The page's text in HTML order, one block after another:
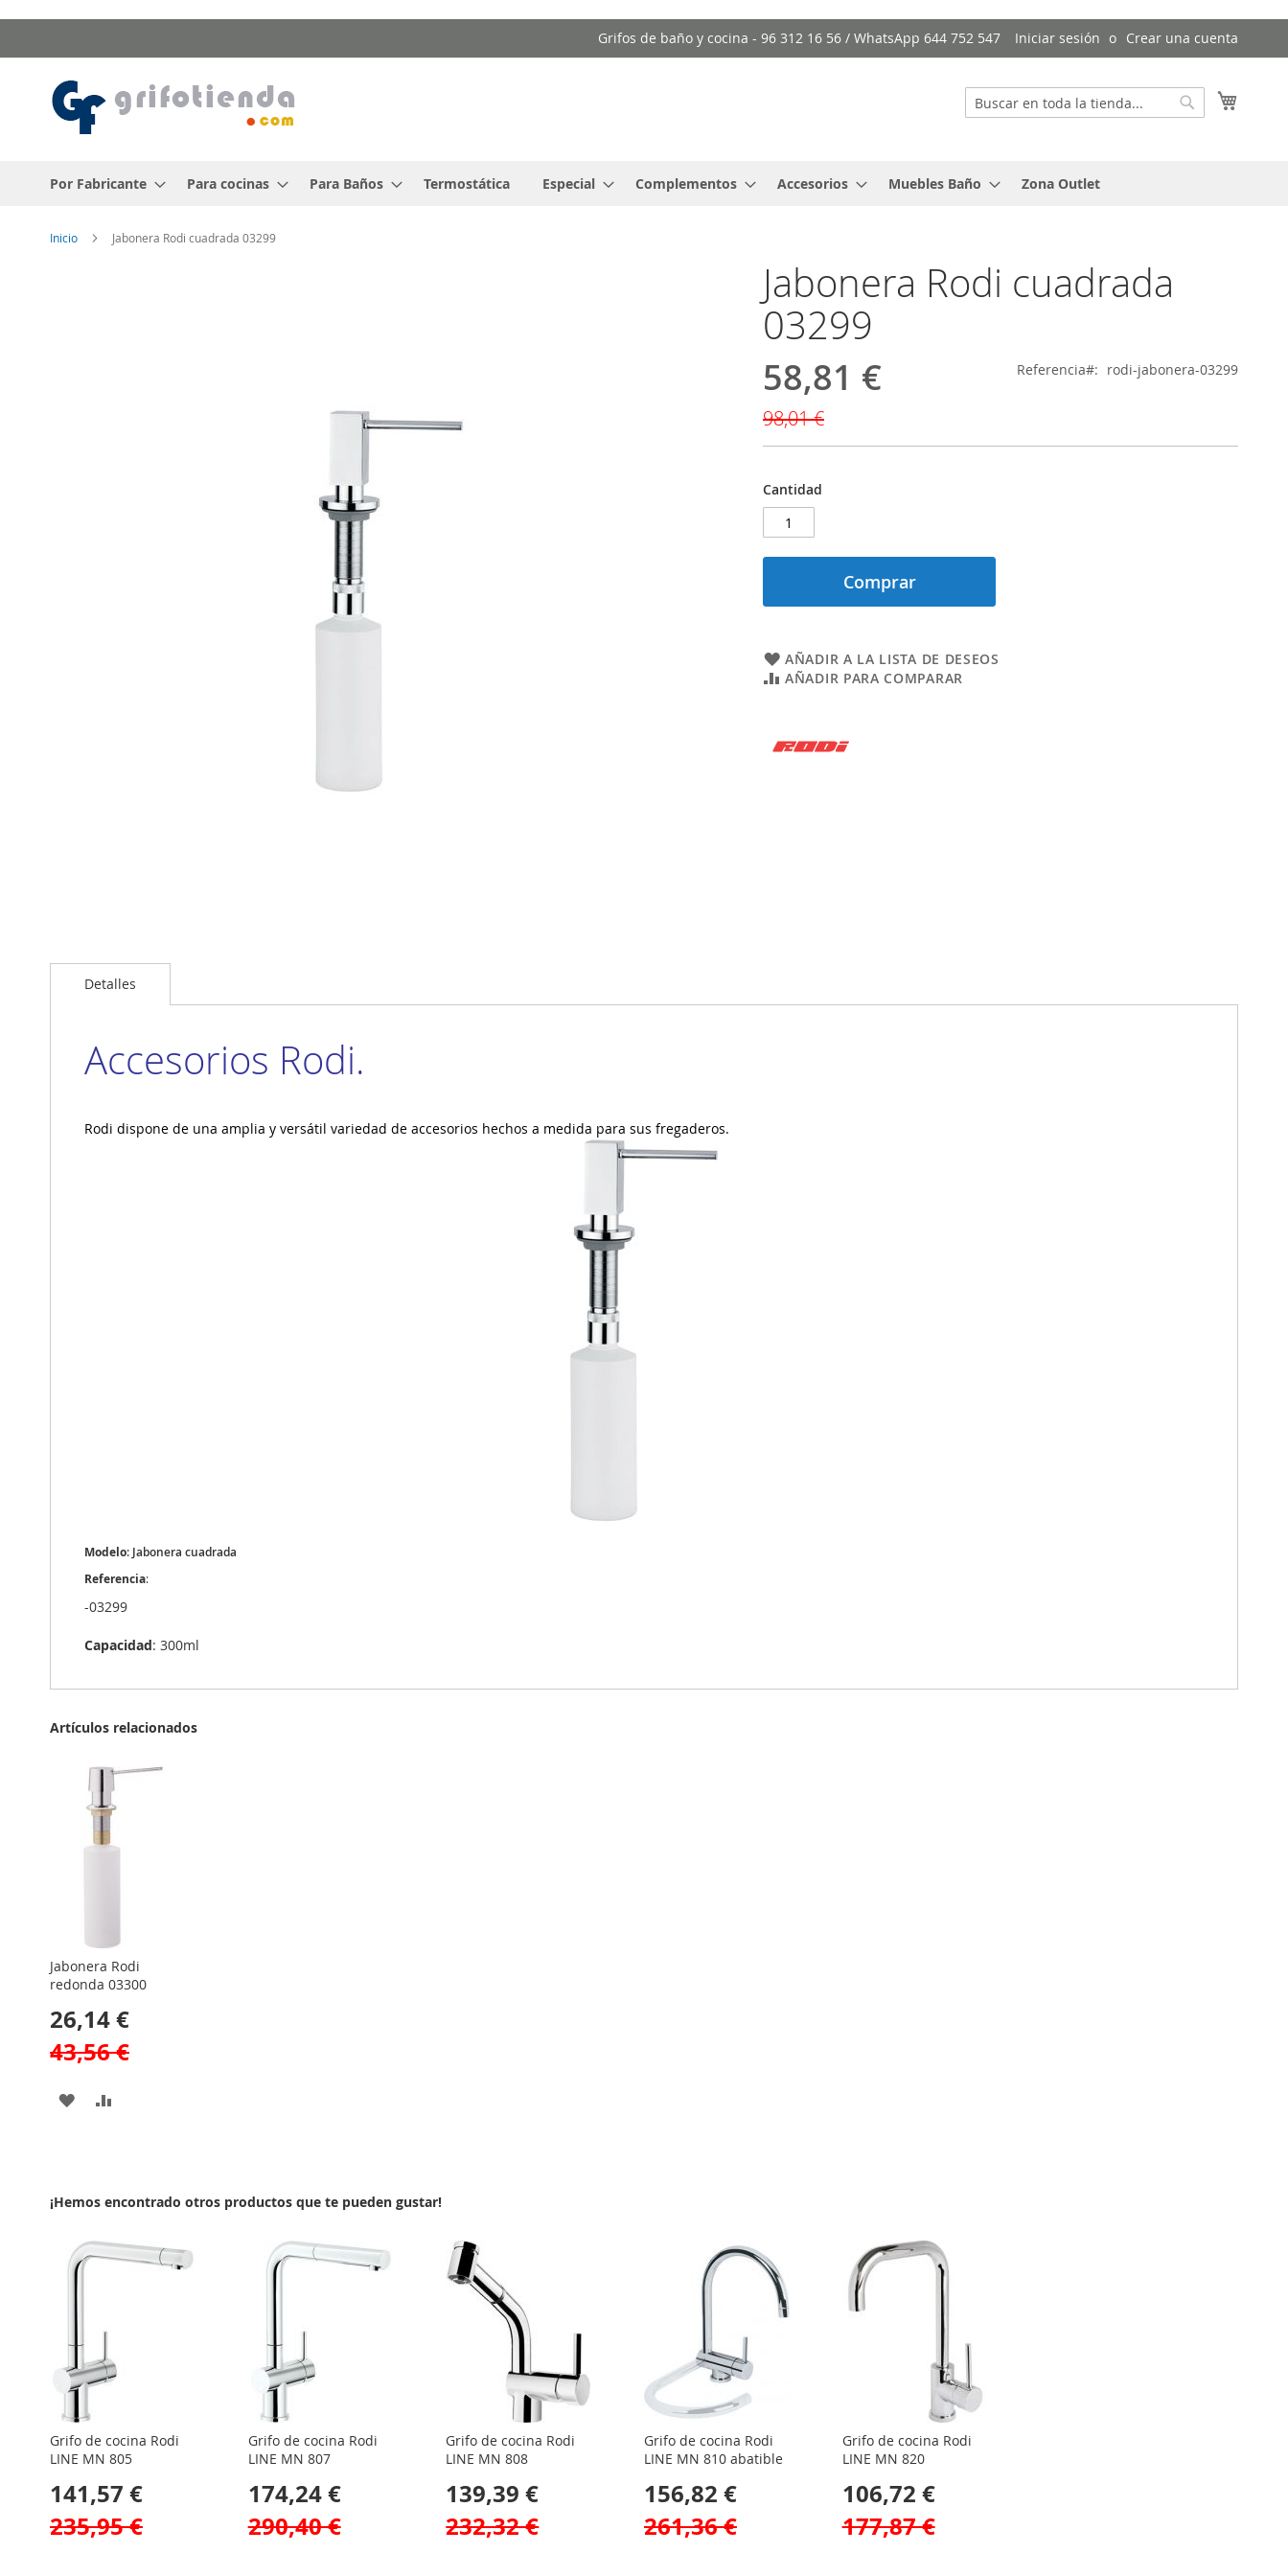
al
Grifos de baño y cocina - 96 312 16 56 / WhatsApp 644 752 547 Iniciar sesión Crear una cuenta
Buscar
Por Fabricante Para cocinas Para Baños Termostática Especial Complementos Accesorios Muebles Baño Zona Outlet
Inicio Jabonera Rodi cuadrada 03299
Jabonera Rodi cuadrada
03299
Precio
especial
58,81 €
98,01 €
Referencia rodi-jabonera-03299
Cantidad
Comprar
AÑADIR A LA LISTA DE DESEOS
AÑADIR PARA COMPARAR
al
comienzoDetalles
Accesorios Rodi.
Rodi dispone de una amplia y versátil variedad de accesorios hechos a medida para sus fregaderos.
Modelo: Jabonera cuadrada
Referencia:
-03299
Capacidad: 300ml
Artículos relacionados
Jabonera Rodi
redonda 03300
26,14 €
43,56 €
AÑADIR
LISTA
DESEOS
¡Hemos encontrado otros productos que te pueden gustar!
Grifo de cocina Rodi
LINE MN 805
141,57 €
235,95 €
Grifo de cocina Rodi
LINE MN 807
174,24 €
290,40 €
Grifo de cocina Rodi
LINE MN 808
139,39 €
232,32 €
Grifo de cocina Rodi
LINE MN 810 abatible
156,82 €
261,36 €
Grifo de cocina Rodi
LINE MN 820
106,72 €
177,87 €